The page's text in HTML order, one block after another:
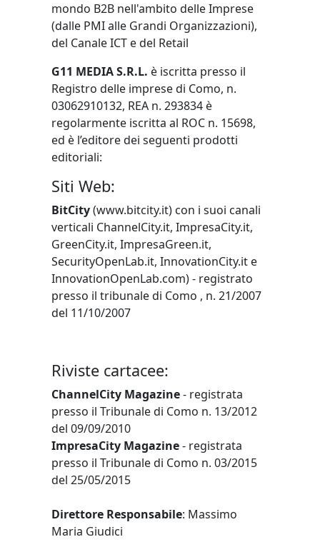
mondo B2B nell'ambito delle Imprese
(dalle PMI alle Grandi Organizzazioni),
del Canale ICT e del Retail
G11 MEDIA S.R.L. è iscritta presso il
Registro delle imprese di Como, n.
03062910132, REA n. 293834 è
regolarmente iscritta al ROC n. 15698,
ed è l’editore dei seguenti prodotti
editoriali:
Siti Web:
BitCity(www.bitcity.it) con i suoi canali
verticali ChannelCity.it, ImpresaCity.it,
GreenCity.it, ImpresaGreen.it,
SecurityOpenLab.it, InnovationCity.it e
InnovationOpenLab.com) - registrato
presso il tribunale di Como , n. 21/2007
del 11/10/2007
Riviste cartacee:
ChannelCity Magazine- registrata
presso il Tribunale di Como n. 13/2012
del 09/09/2010
ImpresaCity Magazine- registrata
presso il Tribunale di Como n. 03/2015
del 25/05/2015
Direttore Responsabile: Massimo
Maria Giudici